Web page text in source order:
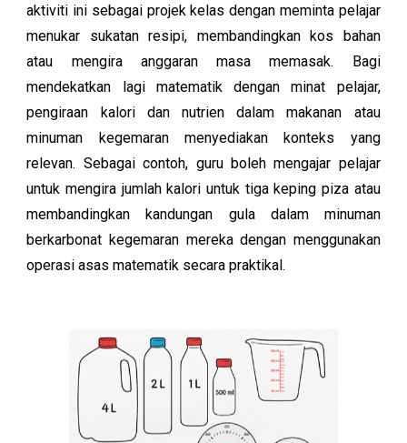
aktiviti ini sebagai projek kelas dengan meminta pelajar
menukar sukatan resipi, membandingkan kos bahan
atau mengira anggaran masa memasak. Bagi
mendekatkan lagi matematik dengan minat pelajar,
pengiraan kalori dan nutrien dalam makanan atau
minuman kegemaran menyediakan konteks yang
relevan. Sebagai contoh, guru boleh mengajar pelajar
untuk mengira jumlah kalori untuk tiga keping piza atau
membandingkan kandungan gula dalam minuman
berkarbonat kegemaran mereka dengan menggunakan
operasi asas matematik secara praktikal.